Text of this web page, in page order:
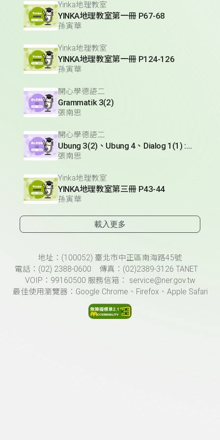
Yinka地理教室
YINKA地理教室第一冊 P67-68
孫寅華
Yinka地理教室
YINKA地理教室第一冊 P124-126
孫寅華
開心學德語二
Grammatik 3(2)
張南思
開心學德語二
Ubung 3(2)、Ubung 4、Dialog 1(1) :Glossar
張南思
Yinka地理教室
YINKA地理教室第三冊 P43-44
孫寅華
載入更多
頁尾資訊地址：(100052) 臺北市中正區南海路45號
電話：(02) 2388-0600 傳真：(02)2389-3126 TANET
VOIP：99160500 服務信箱： service@ner.gov.tw
最佳使用瀏覽器：Google Chrome、Firefox、Apple Safari